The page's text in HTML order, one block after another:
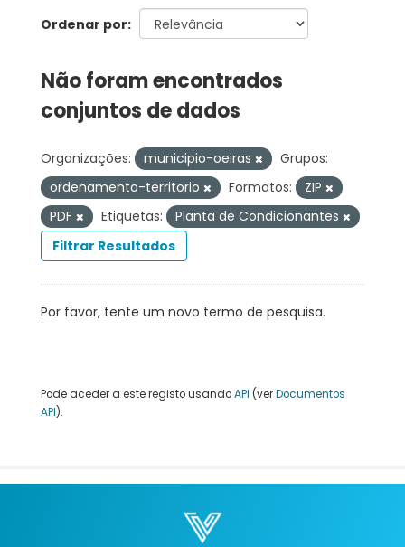
Ordenar por
Não foram encontrados
conjuntos de dados
Organizações: municipio-oeiras
Grupos:
ordenamento-territorio
Formatos:
ZIP
PDF
Etiquetas:
Planta de Condicionantes
Filtrar Resultados
Por favor, tente um novo termo de pesquisa.
Pode aceder a este registo usandoAPI (verDocumentos
API).